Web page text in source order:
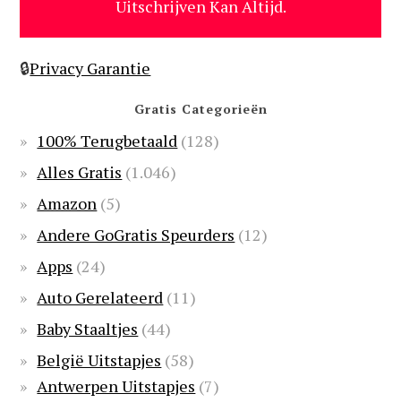
Uitschrijven Kan Altijd.
🔒Privacy Garantie
Gratis Categorieën
100% Terugbetaald (128)
Alles Gratis (1.046)
Amazon (5)
Andere GoGratis Speurders (12)
Apps (24)
Auto Gerelateerd (11)
Baby Staaltjes (44)
België Uitstapjes (58)
Antwerpen Uitstapjes (7)